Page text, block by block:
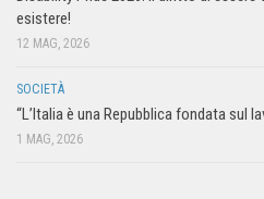
esistere!
12 MAG, 2026
SOCIETÀ
“L’Italia è una Repubblica fondata sul
1 MAG, 2026